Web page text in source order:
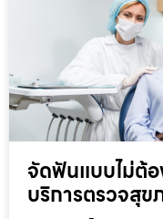
จัดฟันแบบไม่ต้
บริการตรวจสุ